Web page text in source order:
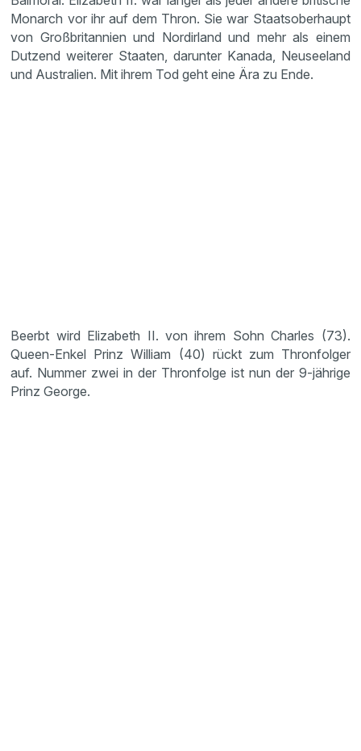
Monarch vor ihr auf dem Thron. Sie war Staatsoberhaupt
von Großbritannien und Nordirland und mehr als einem
Dutzend weiterer Staaten, darunter Kanada, Neuseeland
und Australien. Mit ihrem Tod geht eine Ära zu Ende.
Beerbt wird Elizabeth II. von ihrem Sohn Charles (73).
Queen-Enkel Prinz William (40) rückt zum Thronfolger
auf. Nummer zwei in der Thronfolge ist nun der 9-jährige
Prinz George.